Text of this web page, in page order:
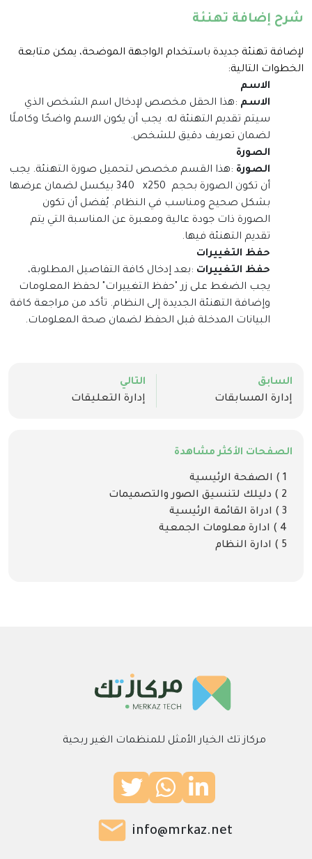
شرح إضافة تهنئة
لإضافة تهنئة جديدة باستخدام الواجهة الموضحة، يمكن متابعة
الخطوات التالية:
الاسم
الاسم :هذا الحقل مخصص لإدخال اسم الشخص الذي
سيتم تقديم التهنئة له. يجب أن يكون الاسم واضحًا وكاملًا
لضمان تعريف دقيق للشخص.
الصورة
الصورة :هذا القسم مخصص لتحميل صورة التهنئة. يجب
أن تكون الصورة بحجم
340 x250
بيكسل لضمان عرضها
بشكل صحيح ومناسب في النظام. يُفضل أن تكون
الصورة ذات جودة عالية ومعبرة عن المناسبة التي يتم
تقديم التهنئة فيها.
حفظ التغييرات
حفظ التغييرات :بعد إدخال كافة التفاصيل المطلوبة،
يجب الضغط على زر "حفظ التغييرات" لحفظ المعلومات
وإضافة التهنئة الجديدة إلى النظام. تأكد من مراجعة كافة
البيانات المدخلة قبل الحفظ لضمان صحة المعلومات.
السابق
إدارة المسابقات
التالي
إدارة التعليقات
الصفحات الأكثر مشاهدة
1 ) الصفحة الرئيسية
2 ) دليلك لتنسيق الصور والتصميمات
3 ) ادراة القائمة الرئيسية
4 ) ادارة معلومات الجمعية
5 ) ادارة النظام
مركاز تك الخيار الأمثل للمنظمات الغير ربحية
info@mrkaz.net